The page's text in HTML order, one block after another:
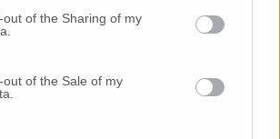
out of the Sharing of my
out of the Sale of my
presente